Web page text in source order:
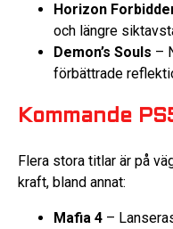
Horizon
och längre
Demon’s Souls –
förbättrade
Kommande
Flera stora titlar är på
kraft, bland annat:
Mafia 4 –